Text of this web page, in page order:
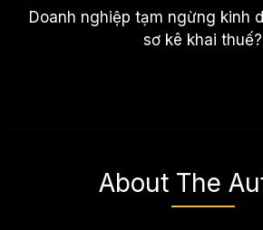
Doanh nghiệp tạm ngừng kinh
sơ kê khai thuế?
About The